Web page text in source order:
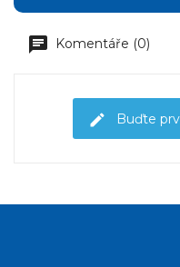
Komentáře (0)
Buďte